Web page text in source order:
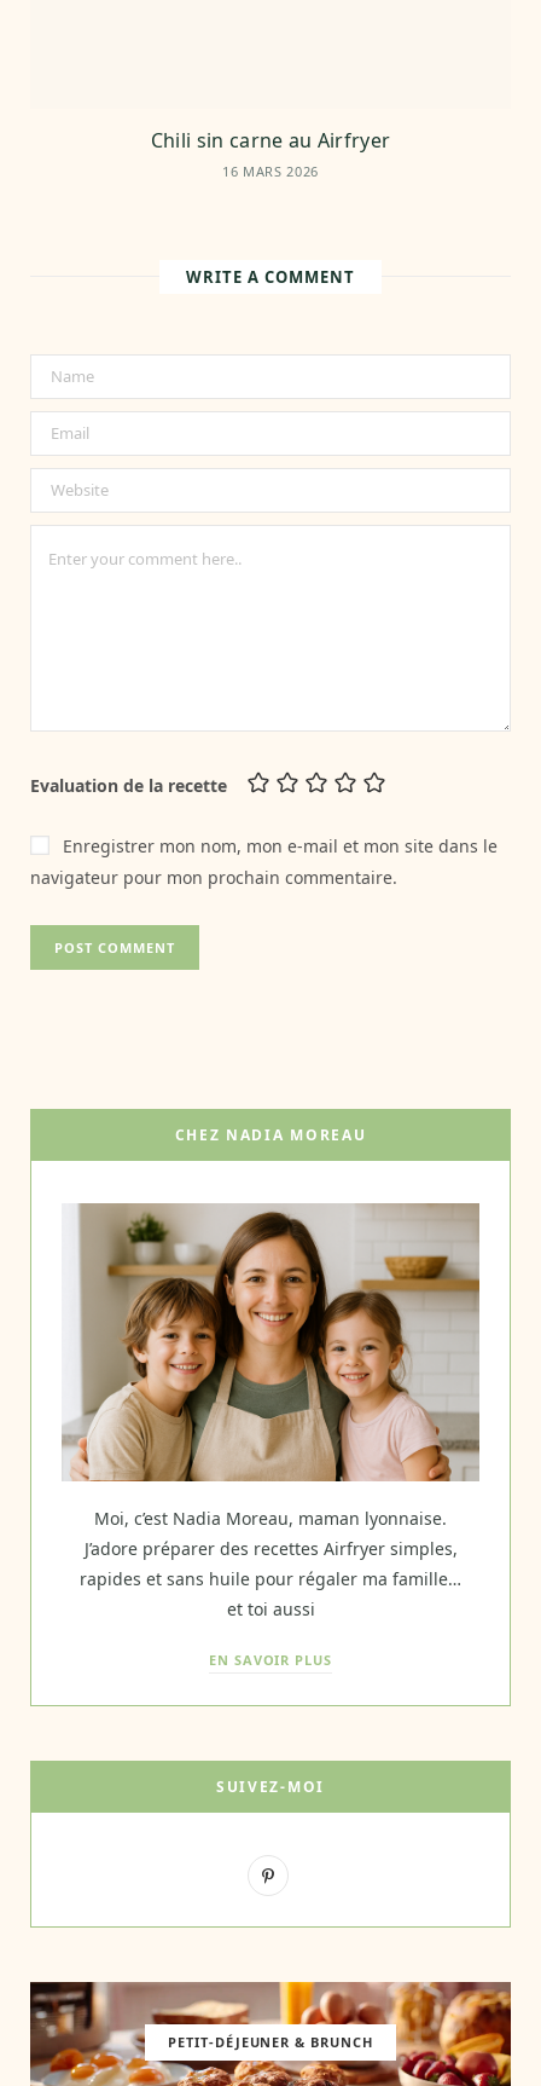
Chili sin carne au Airfryer
16 MARS 2026
WRITE A COMMENT
Evaluation de la recette
Enregistrer mon nom, mon e-mail et mon site dans le
navigateur pour mon prochain commentaire.
CHEZ NADIA MOREAU
Moi, c’est Nadia Moreau, maman lyonnaise.
J’adore préparer des recettes Airfryer simples,
rapides et sans huile pour régaler ma famille…
et toi aussi
EN SAVOIR PLUS
SUIVEZ-MOI
P
e
r
PETIT-DÉJEUNER & BRUNCH